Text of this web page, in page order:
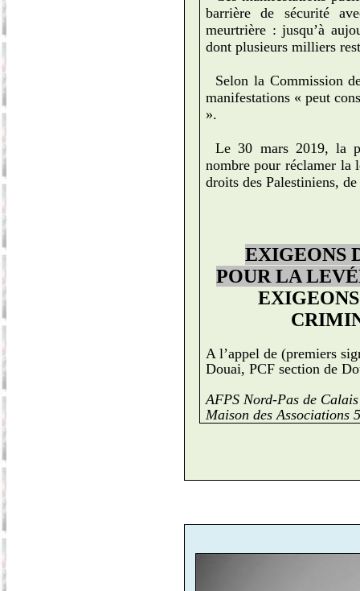
barrière de sécurité
meurtrière : jusqu’à
dont plusieurs milliers
Selon la Commission
manifestations « peut
».
Le 30 mars 2019, la
nombre pour réclamer la
droits des Palestiniens,
EXIGEONS
POUR LA
A l’appel de (premiers
Douai, PCF section de
AFPS Nord-Pas de
Maison des Associations